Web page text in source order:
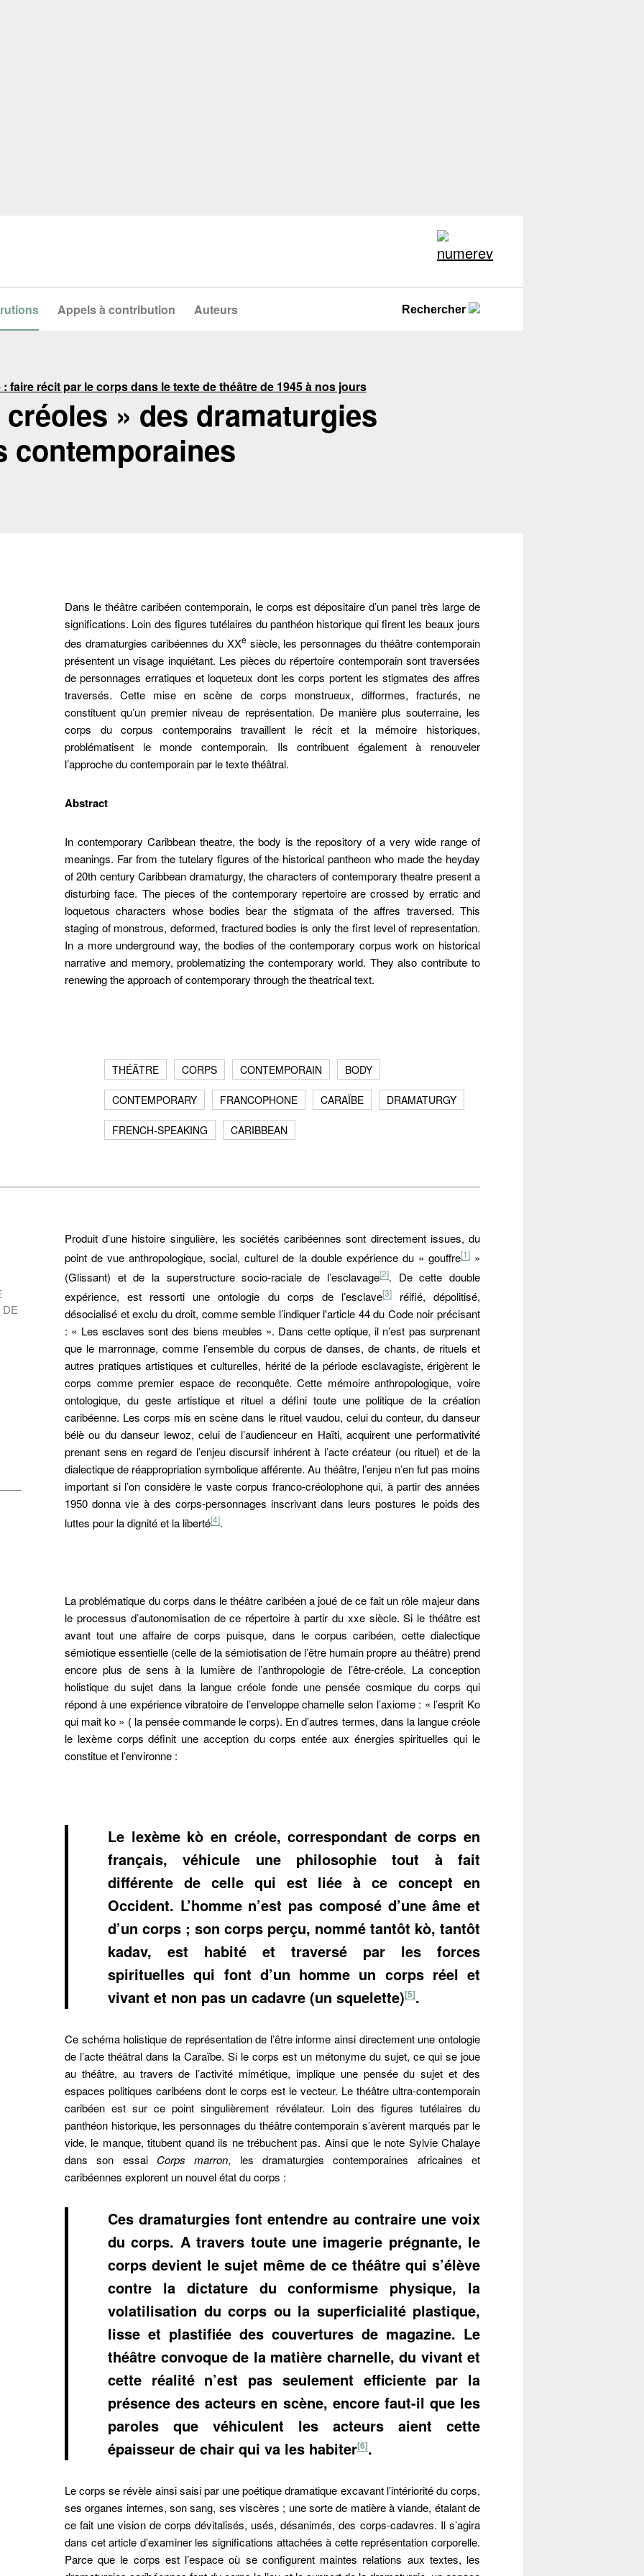
Appels à contribution Auteurs Rechercher
faire récit par le corps dans le texte de théâtre de 1945 à nos jours
» des dramaturgies
contemporaines
Dans le théâtre caribéen contemporain, le corps est dépositaire d’un panel très large de
significations. Loin des figures tutélaires du panthéon historique qui firent les beaux jours
des dramaturgies caribéennes du XXesiècle, les personnages du théâtre contemporain
présentent un visage inquiétant. Les pièces du répertoire contemporain sont traversées
de personnages erratiques et loqueteux dont les corps portent les stigmates des affres
traversés. Cette mise en scène de corps monstrueux, difformes, fracturés, ne
constituent qu’un premier niveau de représentation. De manière plus souterraine, les
corps du corpus contemporains travaillent le récit et la mémoire historiques,
problématisent le monde contemporain. Ils contribuent également à renouveler
l’approche du contemporain par le texte théâtral.
Abstract
In contemporary Caribbean theatre, the body is the repository of a very wide range of
meanings. Far from the tutelary figures of the historical pantheon who made the heyday
of 20th century Caribbean dramaturgy, the characters of contemporary theatre present a
disturbing face. The pieces of the contemporary repertoire are crossed by erratic and
loquetous characters whose bodies bear the stigmata of the affres traversed. This
staging of monstrous, deformed, fractured bodies is only the first level of representation.
In a more underground way, the bodies of the contemporary corpus work on historical
narrative and memory, problematizing the contemporary world. They also contribute to
renewing the approach of contemporary through the theatrical text.
THÉÂTRE CORPS CONTEMPORAIN BODY
CONTEMPORARY FRANCOPHONE CARAÏBE DRAMATURGY
FRENCH-SPEAKING CARIBBEAN
Produit d’une histoire singulière, les sociétés caribéennes sont directement issues, du
point de vue anthropologique, social, culturel de la double expérience du « gouffre[1]»
(Glissant) et de la superstructure socio-raciale de l’esclavage[2]. De cette double
expérience, est ressorti une ontologie du corps de l’esclave[3]réifié, dépolitisé,
désocialisé et exclu du droit, comme semble l’indiquer l'article 44 du Code noir précisant
: « Les esclaves sont des biens meubles ». Dans cette optique, il n’est pas surprenant
que le marronnage, comme l’ensemble du corpus de danses, de chants, de rituels et
autres pratiques artistiques et culturelles, hérité de la période esclavagiste, érigèrent le
corps comme premier espace de reconquête. Cette mémoire anthropologique, voire
ontologique, du geste artistique et rituel a défini toute une politique de la création
caribéenne. Les corps mis en scène dans le rituel vaudou, celui du conteur, du danseur
bélè ou du danseur lewoz, celui de l’audienceur en Haïti, acquirent une performativité
prenant sens en regard de l’enjeu discursif inhérent à l’acte créateur (ou rituel) et de la
dialectique de réappropriation symbolique afférente. Au théâtre, l’enjeu n’en fut pas moins
important si l’on considère le vaste corpus franco-créolophone qui, à partir des années
1950 donna vie à des corps-personnages inscrivant dans leurs postures le poids des
luttes pour la dignité et la liberté[4].
La problématique du corps dans le théâtre caribéen a joué de ce fait un rôle majeur dans
le processus d’autonomisation de ce répertoire à partir du xxe siècle. Si le théâtre est
avant tout une affaire de corps puisque, dans le corpus caribéen, cette dialectique
sémiotique essentielle (celle de la sémiotisation de l’être humain propre au théâtre) prend
encore plus de sens à la lumière de l’anthropologie de l’être-créole. La conception
holistique du sujet dans la langue créole fonde une pensée cosmique du corps qui
répond à une expérience vibratoire de l’enveloppe charnelle selon l’axiome : « l’esprit Ko
qui mait ko » ( la pensée commande le corps). En d’autres termes, dans la langue créole
le lexème corps définit une acception du corps entée aux énergies spirituelles qui le
constitue et l’environne :
Le lexème kò en créole, correspondant de corps en
français, véhicule une philosophie tout à fait
différente de celle qui est liée à ce concept en
Occident. L’homme n’est pas composé d’une âme et
d’un corps ; son corps perçu, nommé tantôt kò, tantôt
kadav, est habité et traversé par les forces
spirituelles qui font d’un homme un corps réel et
vivant et non pas un cadavre (un squelette)[5].
Ce schéma holistique de représentation de l’être informe ainsi directement une ontologie
de l’acte théâtral dans la Caraïbe. Si le corps est un métonyme du sujet, ce qui se joue
au théâtre, au travers de l’activité mimétique, implique une pensée du sujet et des
espaces politiques caribéens dont le corps est le vecteur. Le théâtre ultra-contemporain
caribéen est sur ce point singulièrement révélateur. Loin des figures tutélaires du
panthéon historique, les personnages du théâtre contemporain s’avèrent marqués par le
vide, le manque, titubent quand ils ne trébuchent pas. Ainsi que le note Sylvie Chalaye
dans son essai Corps marron, les dramaturgies contemporaines africaines et
caribéennes explorent un nouvel état du corps :
Ces dramaturgies font entendre au contraire une voix
du corps. A travers toute une imagerie prégnante, le
corps devient le sujet même de ce théâtre qui s’élève
contre la dictature du conformisme physique, la
volatilisation du corps ou la superficialité plastique,
lisse et plastifiée des couvertures de magazine. Le
théâtre convoque de la matière charnelle, du vivant et
cette réalité n’est pas seulement efficiente par la
présence des acteurs en scène, encore faut-il que les
paroles que véhiculent les acteurs aient cette
épaisseur de chair qui va les habiter[6].
Le corps se révèle ainsi saisi par une poétique dramatique excavant l’intériorité du corps,
ses organes internes, son sang, ses viscères ; une sorte de matière à viande, étalant de
ce fait une vision de corps dévitalisés, usés, désanimés, des corps-cadavres. Il s’agira
dans cet article d’examiner les significations attachées à cette représentation corporelle.
Parce que le corps est l’espace où se configurent maintes relations aux textes, les
A. (2025) Les « corps créoles » des dramaturgies caribéennes
Komodo 21, (21).https://doi.org/10.34745/numerev_2608
dans votre presse-papier
de l'adresse e-mail